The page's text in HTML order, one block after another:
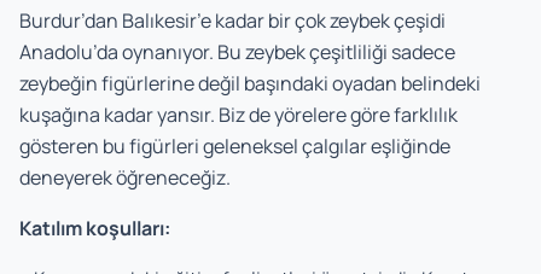
Burdur’dan Balıkesir’e kadar bir çok zeybek çeşidi
Anadolu’da oynanıyor. Bu zeybek çeşitliliği sadece
zeybeğin figürlerine değil başındaki oyadan belindeki
kuşağına kadar yansır. Biz de yörelere göre farklılık
gösteren bu figürleri geleneksel çalgılar eşliğinde
deneyerek öğreneceğiz.
Katılım koşulları: